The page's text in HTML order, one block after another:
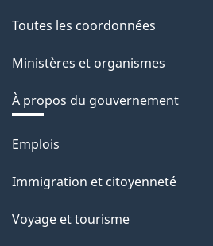
Toutes les coordonnées
Ministères et organismes
À propos du gouvernement
Thèmes
sujets
Emplois
Immigration et citoyenneté
Voyage et tourisme